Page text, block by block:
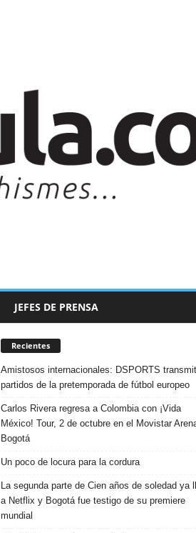
JEFES DE PRENSA
Recientes
Amistosos internacionales: DSPORTS
partidos de la pretemporada de fútbol europeo
Carlos Rivera regresa a Colombia con ¡Vida
México! Tour, 2 de octubre en el Movistar
Bogotá
Un poco de locura para la cordura
La segunda parte de Cien años de soledad ya
a Netflix y Bogotá fue testigo de su premiere
mundial